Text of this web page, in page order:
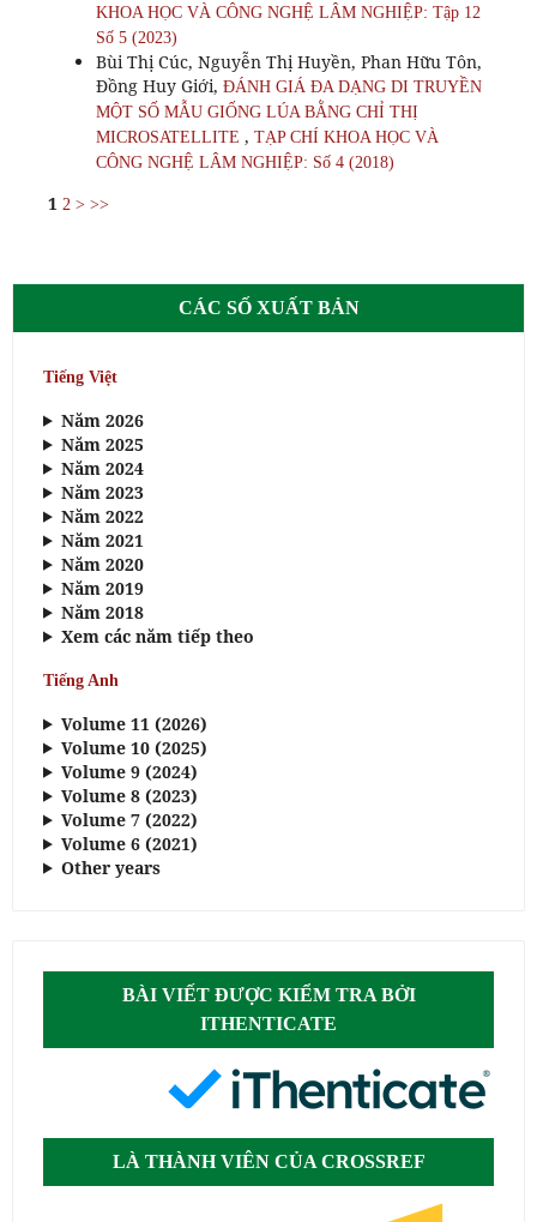
KHOA HỌC VÀ CÔNG NGHỆ LÂM NGHIỆP: Tập 12
Số 5 (2023)
Bùi Thị Cúc, Nguyễn Thị Huyền, Phan Hữu Tôn,
Đồng Huy Giới, ĐÁNH GIÁ ĐA DẠNG DI TRUYỀN
MỘT SỐ MẪU GIỐNG LÚA BẰNG CHỈ THỊ
MICROSATELLITE , TẠP CHÍ KHOA HỌC VÀ
CÔNG NGHỆ LÂM NGHIỆP: Số 4 (2018)
1 2 > >>
CÁC SỐ XUẤT BẢN
Tiếng Việt
Năm 2026
Năm 2025
Năm 2024
Năm 2023
Năm 2022
Năm 2021
Năm 2020
Năm 2019
Năm 2018
Xem các năm tiếp theo
Tiếng Anh
Volume 11 (2026)
Volume 10 (2025)
Volume 9 (2024)
Volume 8 (2023)
Volume 7 (2022)
Volume 6 (2021)
Other years
BÀI VIẾT ĐƯỢC KIỂM TRA BỞI
ITHENTICATE
LÀ THÀNH VIÊN CỦA CROSSREF